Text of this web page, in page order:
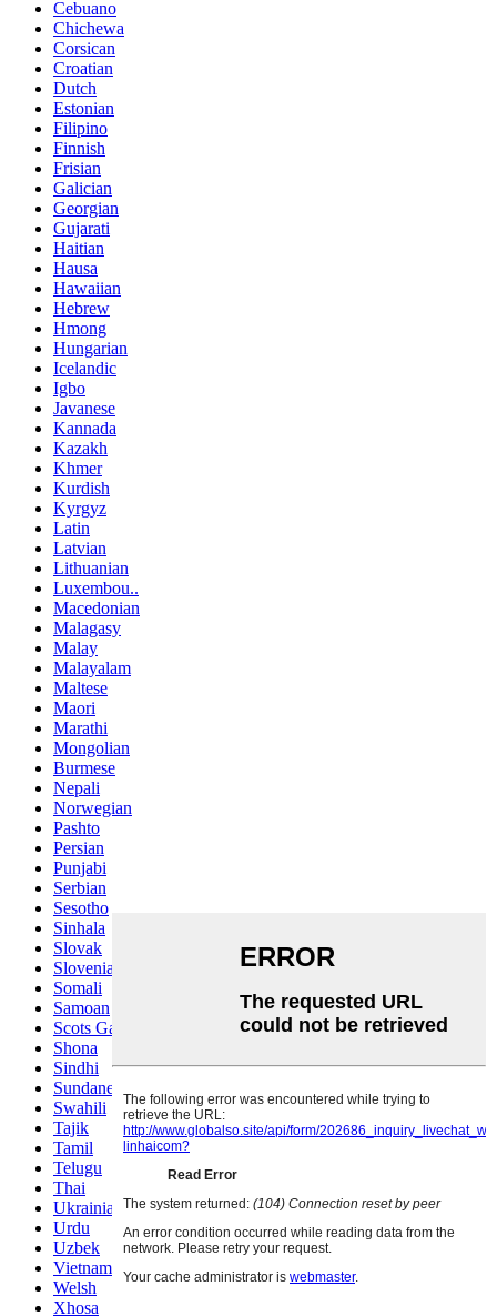
Cebuano
Chichewa
Corsican
Croatian
Dutch
Estonian
Filipino
Finnish
Frisian
Galician
Georgian
Gujarati
Haitian
Hausa
Hawaiian
Hebrew
Hmong
Hungarian
Icelandic
Igbo
Javanese
Kannada
Kazakh
Khmer
Kurdish
Kyrgyz
Latin
Latvian
Lithuanian
Luxembou..
Macedonian
Malagasy
Malay
Malayalam
Maltese
Maori
Marathi
Mongolian
Burmese
Nepali
Norwegian
Pashto
Persian
Punjabi
Serbian
Sesotho
Sinhala
Slovak
Slovenian
Somali
Samoan
Scots Gaelic
Shona
Sindhi
Sundanese
Swahili
Tajik
Tamil
Telugu
Thai
Ukrainian
Urdu
Uzbek
Vietnamese
Welsh
Xhosa